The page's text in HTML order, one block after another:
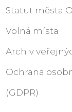
Statut města
Volná místa
Archiv
Ochrana
(GDPR)